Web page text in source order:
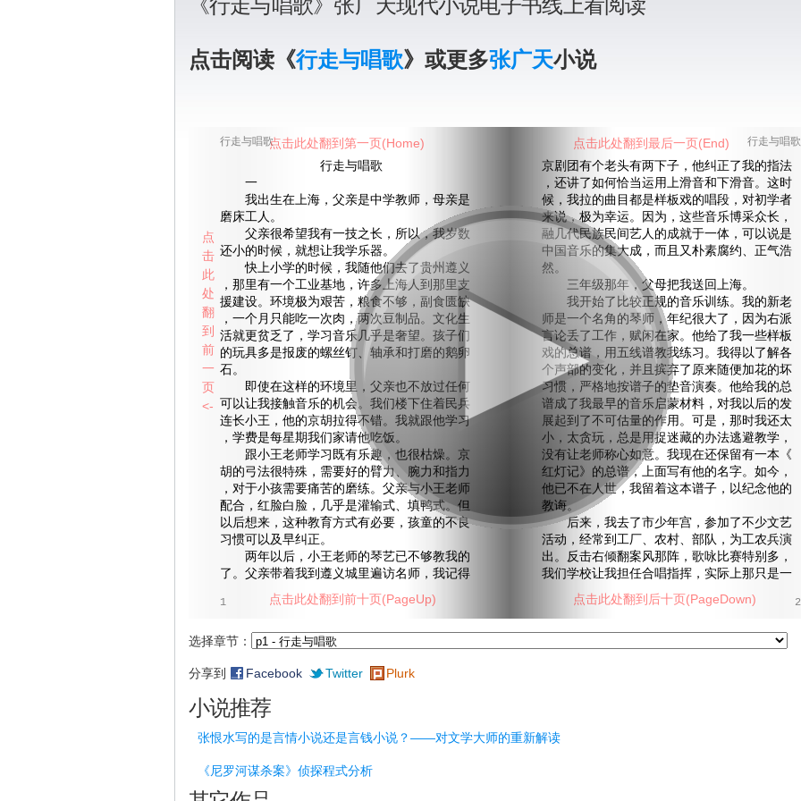
《行走与唱歌》张广天现代小说电子书线上看阅读
点击阅读《行走与唱歌》或更多张广天小说
行走与唱歌 行走与唱歌
行走与唱歌
一
我出生在上海，父亲是中学教师，母亲是
磨床工人。
父亲很希望我有一技之长，所以，我岁数
还小的时候，就想让我学乐器。
快上小学的时候，我随他们去了贵州遵义
，那里有一个工业基地，许多上海人到那里支
援建设。环境极为艰苦，粮食不够，副食匮缺
，一个月只能吃一次肉，两次豆制品。文化生
活就更贫乏了，学习音乐几乎是奢望。孩子们
的玩具多是报废的螺丝钉、轴承和打磨的鹅卵
石。
即使在这样的环境里，父亲也不放过任何
可以让我接触音乐的机会。我们楼下住着民兵
连长小王，他的京胡拉得不错。我就跟他学习
，学费是每星期我们家请他吃饭。
跟小王老师学习既有乐趣，也很枯燥。京
胡的弓法很特殊，需要好的臂力、腕力和指力
，对于小孩需要痛苦的磨练。父亲与小王老师
配合，红脸白脸，几乎是灌输式、填鸭式。但
以后想来，这种教育方式有必要，孩童的不良
习惯可以及早纠正。
两年以后，小王老师的琴艺已不够教我的
了。父亲带着我到遵义城里遍访名师，我记得
京剧团有个老头有两下子，他纠正了我的指法
，还讲了如何恰当运用上滑音和下滑音。这时
候，我拉的曲目都是样板戏的唱段，对初学者
来说，极为幸运。因为，这些音乐博采众长，
融几代民族民间艺人的成就于一体，可以说是
中国音乐的集大成，而且又朴素腐约、正气浩
然。
三年级那年，父母把我送回上海。
我开始了比较正规的音乐训练。我的新老
师是一个名角的琴师，年纪很大了，因为右派
言论丢了工作，赋闲在家。他给了我一些样板
戏的总谱，用五线谱教我练习。我得以了解各
个声部的变化，并且摈弃了原来随便加花的坏
习惯，严格地按谱子的垫音演奏。他给我的总
谱成了我最早的音乐启蒙材料，对我以后的发
展起到了不可估量的作用。可是，那时我还太
小，太贪玩，总是用捉迷藏的办法逃避教学，
没有让老师称心如意。我现在还保留有一本《
红灯记》的总谱，上面写有他的名字。如今，
他已不在人世，我留着这本谱子，以纪念他的
教诲。
后来，我去了市少年宫，参加了不少文艺
活动，经常到工厂、农村、部队，为工农兵演
出。反击右倾翻案风那阵，歌咏比赛特别多，
我们学校让我担任合唱指挥，实际上那只是一
1 2
选择章节：
分享到 Facebook Twitter Plurk
点击此处翻到第一页(Home) 点击此处翻到最后一页(End)
点击此处翻到前十页(PageUp) 点击此处翻到后十页(PageDown)
点
击
此
处
翻
到
前
一
页
<-
小说推荐
张恨水写的是言情小说还是言钱小说？——对文学大师的重新解读
《尼罗河谋杀案》侦探程式分析